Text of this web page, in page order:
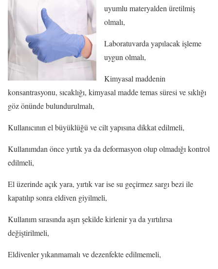
uyumlu materyalden üretilmiş
olmalı,
Laboratuvarda yapılacak işleme
uygun olmalı,
Kimyasal maddenin
konsantrasyonu, sıcaklığı, kimyasal madde temas süresi ve sıklığı
göz önünde bulundurulmalı,
Kullanıcının el büyüklüğü ve cilt yapısına dikkat edilmeli,
Kullanımdan önce yırtık ya da deformasyon olup olmadığı kontrol
edilmeli,
El üzerinde açık yara, yırtık var ise su geçirmez sargı bezi ile
kapatılıp sonra eldiven giyilmeli,
Kullanım sırasında aşırı şekilde kirlenir ya da yırtılırsa
değiştirilmeli,
Eldivenler yıkanmamalı ve dezenfekte edilmemeli,